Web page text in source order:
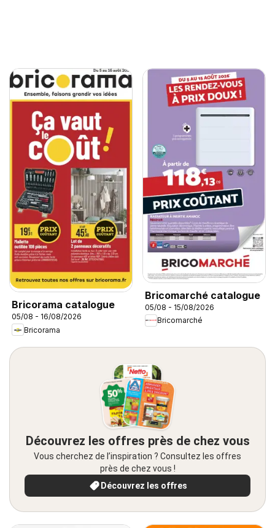
Bricorama catalogue
05/08 - 16/08/2026
Bricorama
Bricomarché catalogue
05/08 - 15/08/2026
Bricomarché
Découvrez les offres près de chez vous
Vous cherchez de l’inspiration ? Consultez les offres
près de chez vous !
Découvrez les offres